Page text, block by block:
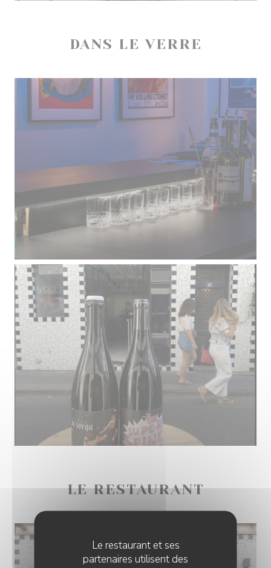
Le restaurant et ses
partenaires utilisent des
DANS LE VERRE
LE RESTAURANT